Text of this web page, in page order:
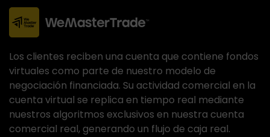
Los clientes reciben una cuenta que contiene fondos
virtuales como parte de nuestro modelo de
negociación financiada. Su actividad comercial en la
cuenta virtual se replica en tiempo real mediante
nuestros algoritmos exclusivos en nuestra cuenta
comercial real, generando un flujo de caja real.